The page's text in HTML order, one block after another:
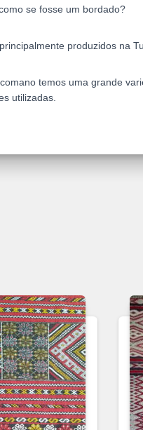
se fosse um bordado?
produzidos na
temos uma grande
utilizadas.